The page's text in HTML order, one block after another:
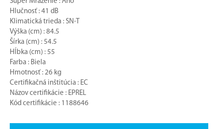
Hlučnosť : 41 dB
Klimatická trieda : SN-T
Výška (cm) : 84.5
Šírka (cm) : 54.5
Hĺbka (cm) : 55
Farba : Biela
Hmotnosť : 26 kg
Certifikačná inštitúcia : EC
Názov certifikácie : EPREL
Kód certifikácie : 1188646